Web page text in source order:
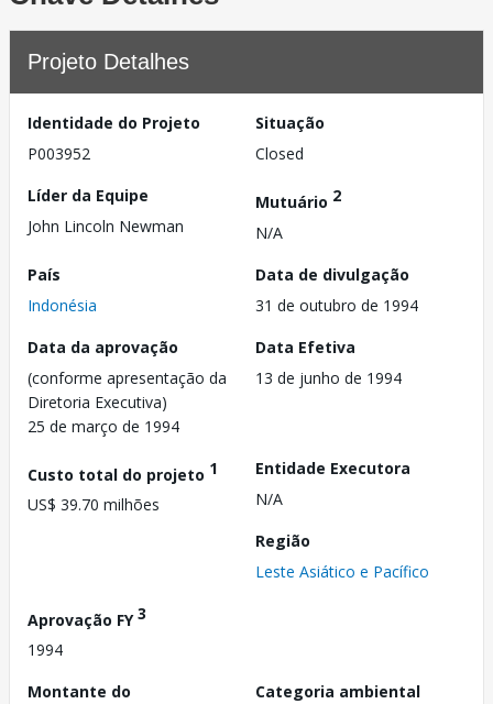
Projeto Detalhes
Identidade do Projeto
P003952
Situação
Closed
Líder da Equipe
John Lincoln Newman
Mutuário 2
N/A
País
Indonésia
Data de divulgação
31 de outubro de 1994
Data da aprovação
(conforme apresentação da
Diretoria Executiva)
25 de março de 1994
Data Efetiva
13 de junho de 1994
Custo total do projeto 1
US$ 39.70 milhões
Entidade Executora
N/A
Região
Leste Asiático e Pacífico
Aprovação FY3
1994
Montante do
Categoria ambiental